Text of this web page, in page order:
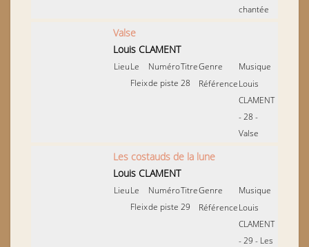
chantée
Valse
Louis CLAMENT
LieuLe
Fleix
Numéro
de piste
Titre
28
Genre
Musique
RéférenceLouis
CLAMENT
- 28 -
Valse
Les costauds de la lune
Louis CLAMENT
LieuLe
Fleix
Numéro
de piste
Titre
29
Genre
Musique
RéférenceLouis
CLAMENT
- 29 - Les